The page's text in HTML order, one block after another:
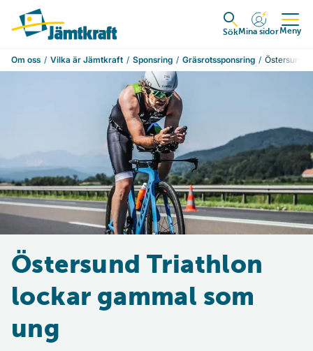
Hoppa till innehåll
Till startsidan
Expandera
SökMina sidorMeny
Om oss Vilka är Jämtkraft Sponsring Gräsrotssponsring Östersund
Östersund Triathlon
lockar gammal som
ung